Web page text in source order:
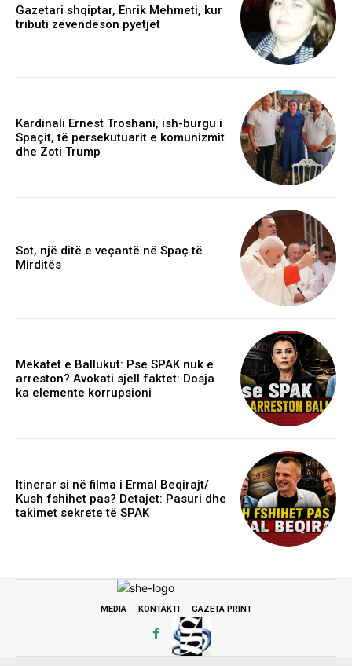
Gazetari shqiptar, Enrik Mehmeti, kur
tributi zëvendëson pyetjet
Kardinali Ernest Troshani, ish-burgu i
Spaçit, të persekutuarit e komunizmit
dhe Zoti Trump
Sot, një ditë e veçantë në Spaç të
Mirditës
Mëkatet e Ballukut: Pse SPAK nuk e
arreston? Avokati sjell faktet: Dosja
ka elemente korrupsioni
Itinerar si në filma i Ermal Beqirajt/
Kush fshihet pas? Detajet: Pasuri dhe
takimet sekrete të SPAK
MEDIA KONTAKTI GAZETA PRINT